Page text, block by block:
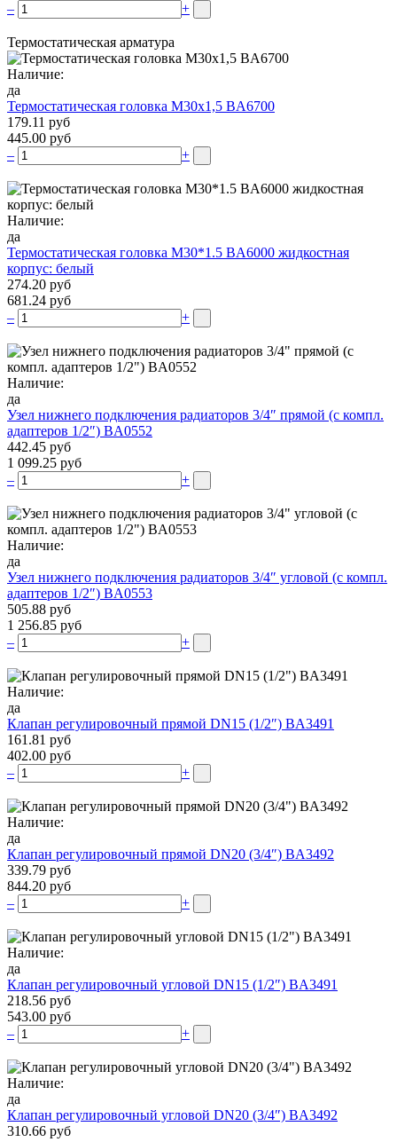
–
+
Термостатическая арматура
Наличие:
да
Термостатическая головка М30х1,5 BA6700
179.11 руб
445.00 руб
–
+
Наличие:
да
Термостатическая головка M30*1.5 BA6000 жидкостная
корпус: белый
274.20 руб
681.24 руб
–
+
Наличие:
да
Узел нижнего подключения радиаторов 3/4″ прямой (c компл.
адаптеров 1/2″) BA0552
442.45 руб
1 099.25 руб
–
+
Наличие:
да
Узел нижнего подключения радиаторов 3/4″ угловой (c компл.
адаптеров 1/2″) BA0553
505.88 руб
1 256.85 руб
–
+
Наличие:
да
Клапан регулировочный прямой DN15 (1/2″) BA3491
161.81 руб
402.00 руб
–
+
Наличие:
да
Клапан регулировочный прямой DN20 (3/4″) BA3492
339.79 руб
844.20 руб
–
+
Наличие:
да
Клапан регулировочный угловой DN15 (1/2″) BA3491
218.56 руб
543.00 руб
–
+
Наличие:
да
Клапан регулировочный угловой DN20 (3/4″) BA3492
310.66 руб